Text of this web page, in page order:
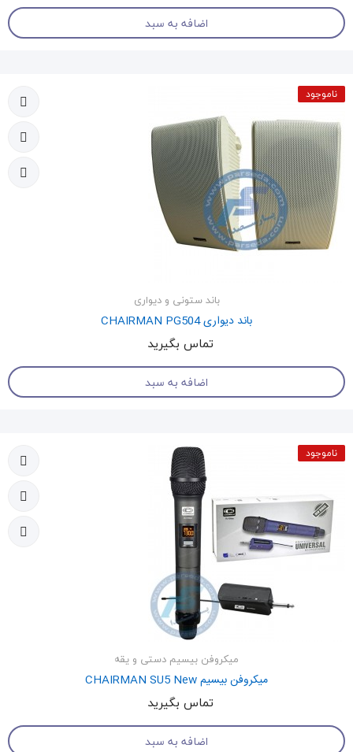
اضافه به سبد
ناموجود
باند ستونی و دیواری
باند دیواری CHAIRMAN PG504
تماس بگیرید
اضافه به سبد
ناموجود
میکروفن بیسیم دستی و یقه
میکروفن بیسیم CHAIRMAN SU5 New
تماس بگیرید
اضافه به سبد